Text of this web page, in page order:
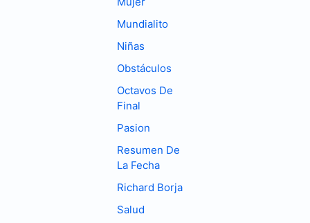
Mundialito
Niñas
Obstáculos
Octavos De
Final
Pasion
Resumen De
La Fecha
Richard Borja
Salud